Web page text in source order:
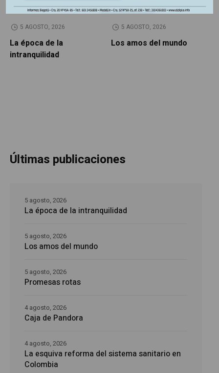
5 AGOSTO, 2026
La época de la
intranquilidad
5 AGOSTO, 2026
Los amos del mundo
Últimas publicaciones
La época de la intranquilidad
5 agosto, 2026
Los amos del mundo
5 agosto, 2026
Promesas rotas
5 agosto, 2026
Caja de Pandora
4 agosto, 2026
La esquiva reforma del sistema sanitario en
Colombia
4 agosto, 2026